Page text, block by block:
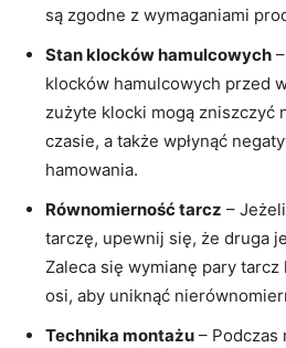
są zgodne z ⁢wymaganiami
Stan klocków hamulcowych
klocków​ hamulcowych przed
zużyte klocki mogą zniszczyć
‍czasie,⁣ a także wpłynąć
hamowania.
Równomierność tarcz –
⁤tarczę,‍ upewnij⁢ się, że druga
Zaleca się wymianę pary
osi, aby uniknąć
Technika montażu – Podczas